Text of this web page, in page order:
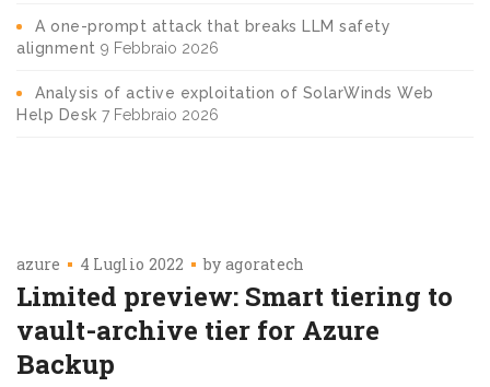
A one-prompt attack that breaks LLM safety
alignment 9 Febbraio 2026
Analysis of active exploitation of SolarWinds Web
Help Desk 7 Febbraio 2026
azure 4 Luglio 2022 by agoratech
Limited preview: Smart tiering to
vault-archive tier for Azure
Backup